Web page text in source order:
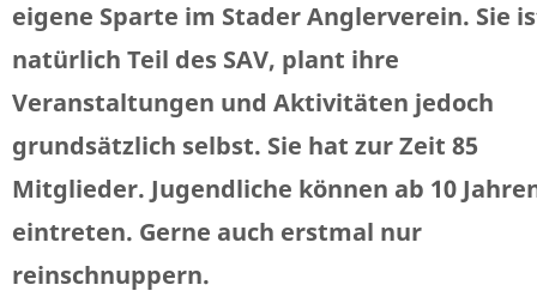
eigene Sparte im Stader Anglerverein. Sie
natürlich Teil des SAV, plant ihre
Veranstaltungen und Aktivitäten jedoch
grundsätzlich selbst. Sie hat zur Zeit 85
Mitglieder. Jugendliche können ab 10
eintreten. Gerne auch erstmal nur
reinschnuppern.